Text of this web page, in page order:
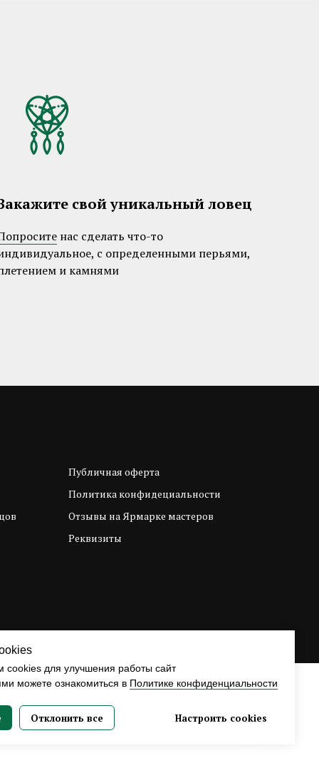
свой уникальный ловец
нас сделать что-то
с определенными перьями,
и камнями
cookies для улучшения работы сайт
можете ознакомиться в Политике конфиденциальности
Отклонить все Настроить cookies
Публичная оферта
Политика конфидециальности
Отзывы на Ярмарке мастеров
Реквизиты